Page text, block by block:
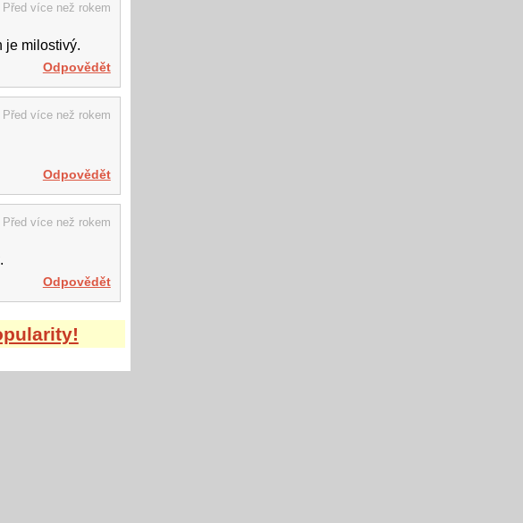
Před více než rokem
je milostivý.
Odpovědět
Před více než rokem
Odpovědět
Před více než rokem
Odpovědět